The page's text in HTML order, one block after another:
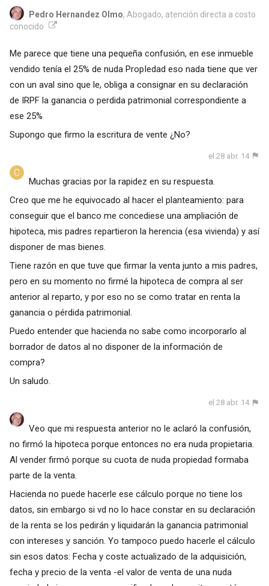
Pedro Hernandez Olmo, Abogado, atención directa a costo
conocido
Me parece que tiene una pequeña confusión, en ese inmueble
vendido tenía el 25% de nuda PropIedad eso nada tiene que ver
con un aval sino que le, obliga a consignar en su declaración
de IRPF la ganancia o perdida patrimonial correspondiente a
ese 25%
Supongo que firmo la escritura de vente ¿No?
el 28 abr. 14
Muchas gracias por la rapidez en su respuesta.
Creo que me he equivocado al hacer el planteamiento: para
conseguir que el banco me concediese una ampliación de
hipoteca, mis padres repartieron la herencia (esa vivienda) y así
disponer de mas bienes.
Tiene razón en que tuve que firmar la venta junto a mis padres,
pero en su momento no firmé la hipoteca de compra al ser
anterior al reparto, y por eso no se como tratar en renta la
ganancia o pérdida patrimonial.
Puedo entender que hacienda no sabe como incorporarlo al
borrador de datos al no disponer de la información de
compra?
Un saludo.
el 28 abr. 14
Veo que mi respuesta anterior no le aclaró la confusión,
no firmó la hipoteca porque entonces no era nuda propietaria.
Al vender firmó porque su cuota de nuda propiedad formaba
parte de la venta.
Hacienda no puede hacerle ese cálculo porque no tiene los
datos, sin embargo si vd no lo hace constar en su declaración
de la renta se los pedirán y liquidarán la ganancia patrimonial
con intereses y sanción. Yo tampoco puedo hacerle el cálculo
sin esos datos: Fecha y coste actualizado de la adquisición,
fecha y precio de la venta -el valor de venta de una nuda